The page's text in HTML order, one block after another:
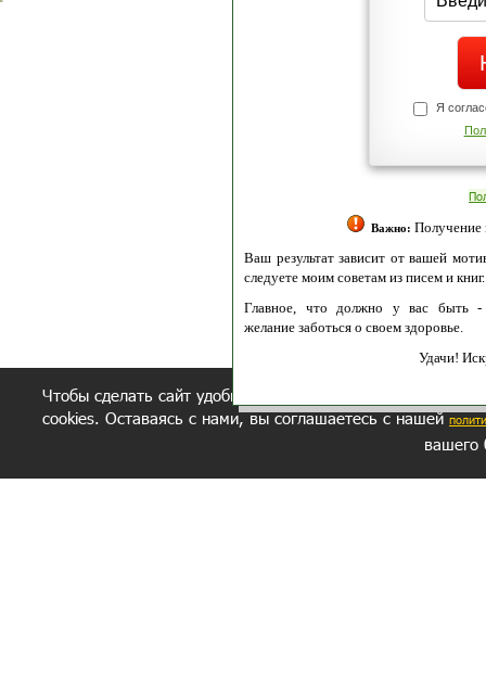
Я
Важно:Получение
Ваш результат зависит от вашей
следуете моим советам из писем и книг.
Главное, что должно у вас быть -
желание заботься о своем здоровье.
Удачи!
Чтобы сделать сайт удобнее, осуществляется обработка
cookies. Оставаясь с нами, вы соглашаетесь с нашей
вашего